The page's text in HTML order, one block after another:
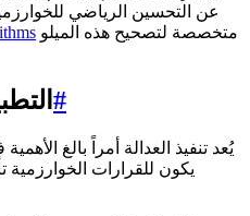
عن التحسين الرياضي
#
يُعد تنفيذ العدالة أمراً بالغ
يكون للقرارات